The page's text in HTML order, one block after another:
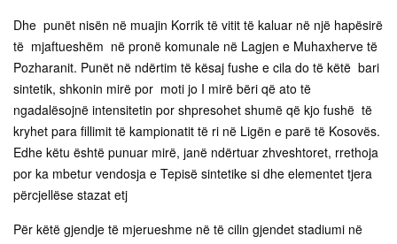
Dhe punët nisën në muajin Korrik të vitit të kaluar në një hapësirë
të mjaftueshëm në pronë komunale në Lagjen e Muhaxherve të
Pozharanit. Punët në ndërtim të kësaj fushe e cila do të këtë bari
sintetik, shkonin mirë por moti jo I mirë bëri që ato të
ngadalësojnë intensitetin por shpresohet shumë që kjo fushë të
kryhet para fillimit të kampionatit të ri në Ligën e parë të Kosovës.
Edhe këtu është punuar mirë, janë ndërtuar zhveshtoret, rrethoja
por ka mbetur vendosja e Tepisë sintetike si dhe elementet tjera
përcjellëse stazat etj
Për këtë gjendje të mjerueshme në të cilin gjendet stadiumi në